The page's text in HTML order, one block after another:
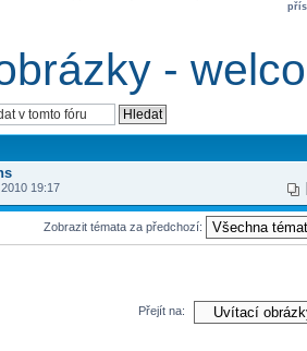
-
19:17
Zobrazit témata za předchozí:
Přejít na: